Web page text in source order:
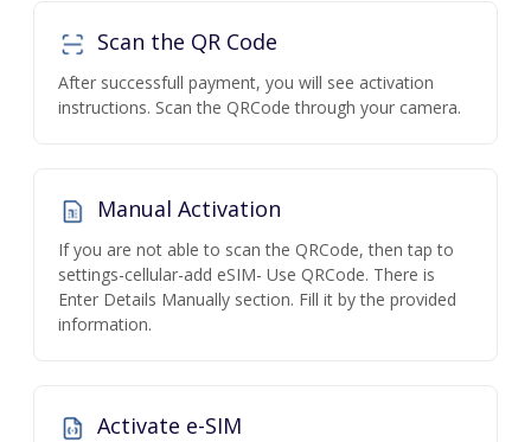
Scan the QR Code
After successfull payment, you will see activation
instructions. Scan the QRCode through your camera.
Manual Activation
If you are not able to scan the QRCode, then tap to
settings-cellular-add eSIM- Use QRCode. There is
Enter Details Manually section. Fill it by the provided
information.
Activate e-SIM